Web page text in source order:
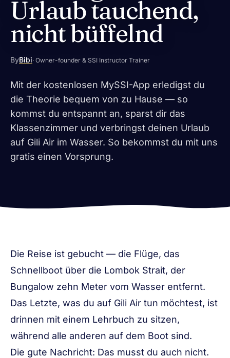
Urlaub tauchend,
nicht büffelnd
ByBibi· Owner-founder & SSI Instructor Trainer
Mit der kostenlosen MySSI-App erledigst du
die Theorie bequem von zu Hause — so
kommst du entspannt an, sparst dir das
Klassenzimmer und verbringst deinen Urlaub
auf Gili Air im Wasser. So bekommst du mit uns
gratis einen Vorsprung.
Die Reise ist gebucht — die Flüge, das
Schnellboot über die Lombok Strait, der
Bungalow zehn Meter vom Wasser entfernt.
Das Letzte, was du auf Gili Air tun möchtest, ist
drinnen mit einem Lehrbuch zu sitzen,
während alle anderen auf dem Boot sind.
Die gute Nachricht: Das musst du auch nicht.